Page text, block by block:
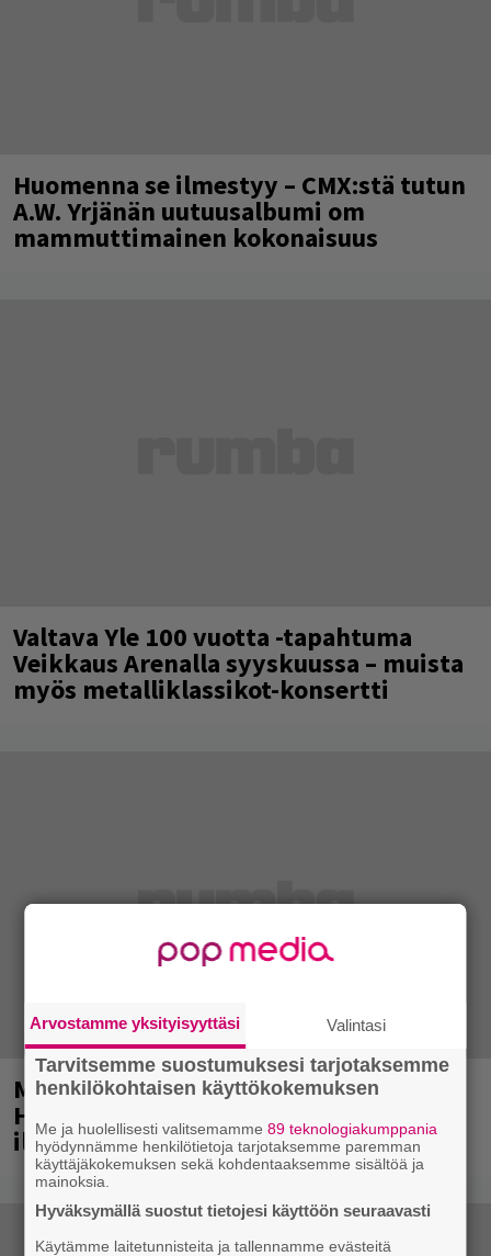
Huomenna se ilmestyy – CMX:stä tutun
A.W. Yrjänän uutuusalbumi om
mammuttimainen kokonaisuus
Valtava Yle 100 vuotta -tapahtuma
Veikkaus Arenalla syyskuussa – muista
myös metalliklassikot-konsertti
Mainio ohjelmatoimisto juhlii
Helsingissä 10-vuotista taivaltaan –
ilmaistapahtumassa loistoesiintyjät
Arvostamme yksityisyyttäsi Valintasi
Tarvitsemme suostumuksesi tarjotaksemme
henkilökohtaisen käyttökokemuksen
Me ja huolellisesti valitsemamme89 teknologiakumppania
hyödynnämme henkilötietoja tarjotaksemme paremman
käyttäjäkokemuksen sekä kohdentaaksemme sisältöä ja
mainoksia.
Hyväksymällä suostut tietojesi käyttöön seuraavasti
Käytämme laitetunnisteita ja tallennamme evästeitä